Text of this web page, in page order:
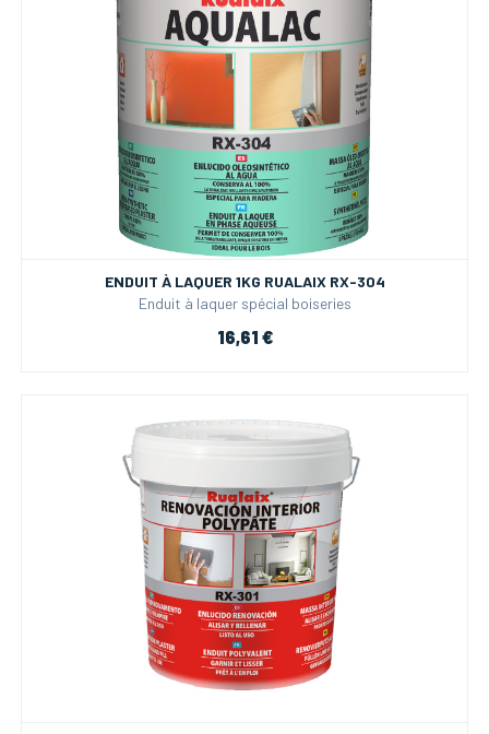
ENDUIT À LAQUER 1KG RUALAIX RX-304
Enduit à laquer spécial boiseries
16,61 €